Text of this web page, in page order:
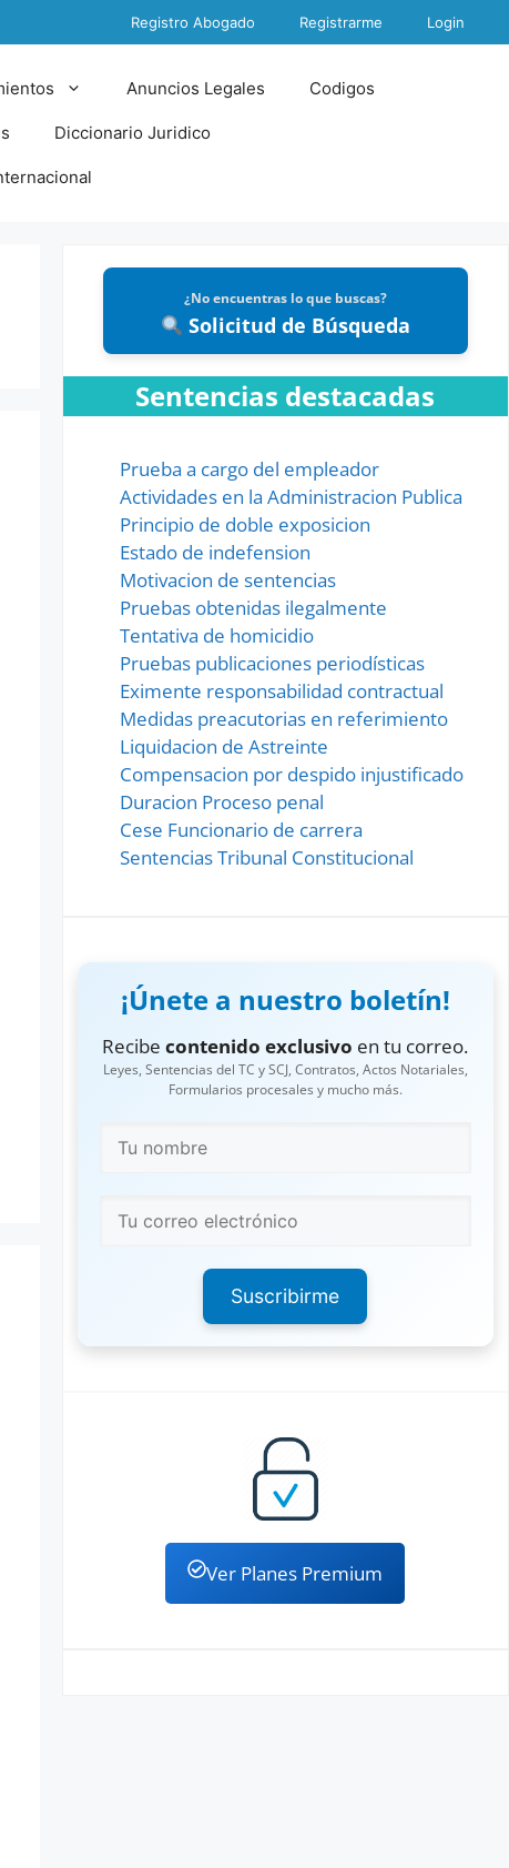
Registro Abogado Registrarme Login
Anuncios Legales Codigos
Diccionario Juridico
¿No encuentras lo que buscas?
Solicitud de Búsqueda
Sentencias destacadas
Prueba a cargo del empleador
Actividades en la Administracion Publica
Principio de doble exposicion
Estado de indefension
Motivacion de sentencias
Pruebas obtenidas ilegalmente
Tentativa de homicidio
Pruebas publicaciones periodísticas
Eximente responsabilidad contractual
Medidas preacutorias en referimiento
Liquidacion de Astreinte
Compensacion por despido injustificado
Duracion Proceso penal
Cese Funcionario de carrera
Sentencias Tribunal Constitucional
¡Únete a nuestro boletín!
Recibecontenido exclusivo en tu correo.
Leyes, Sentencias del TC y SCJ, Contratos, Actos Notariales,
Formularios procesales y mucho más.
Suscribirme
Ver Planes Premium